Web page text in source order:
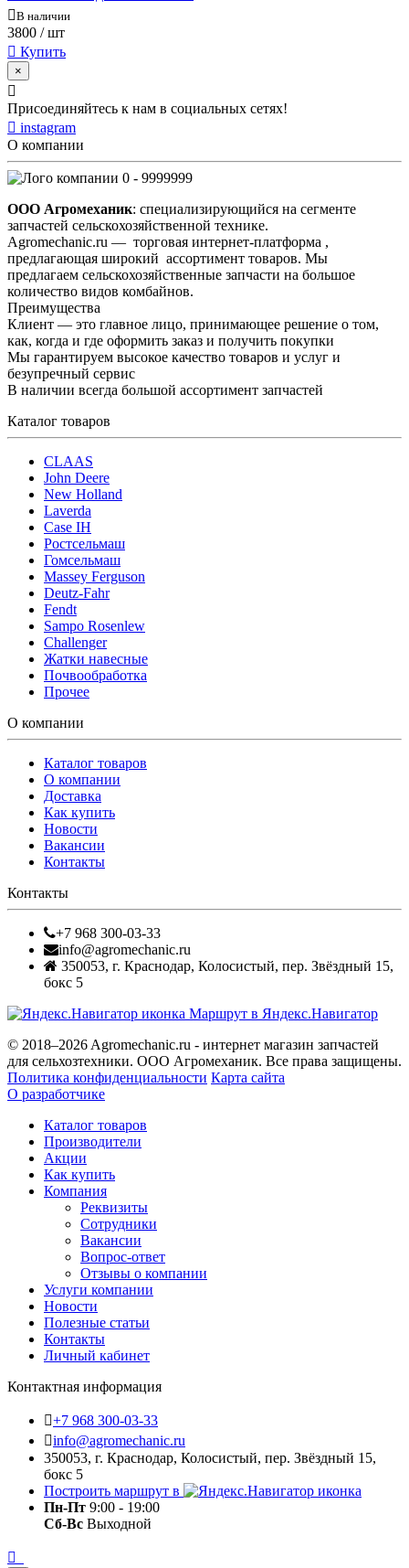
В наличии
3800 / шт
Купить
×
Присоединяйтесь к нам в социальных сетях!
instagram
О компании
0 - 9999999
ООО Агромеханик: специализирующийся на сегменте
запчастей сельскохозяйственной технике.
Agromechanic.ru — торговая интернет-платформа ,
предлагающая широкий ассортимент товаров. Мы
предлагаем сельскохозяйственные запчасти на большое
количество видов комбайнов.
Преимущества
Клиент — это главное лицо, принимающее решение о том,
как, когда и где оформить заказ и получить покупки
Мы гарантируем высокое качество товаров и услуг и
безупречный сервис
В наличии всегда большой ассортимент запчастей
Каталог товаров
CLAAS
John Deere
New Holland
Laverda
Case IH
Ростсельмаш
Гомсельмаш
Massey Ferguson
Deutz-Fahr
Fendt
Sampo Rosenlew
Challenger
Жатки навесные
Почвообработка
Прочее
О компании
Каталог товаров
О компании
Доставка
Как купить
Новости
Вакансии
Контакты
Контакты
+7 968 300-03-33
info@agromechanic.ru
350053, г. Краснодар, Колосистый, пер. Звёздный 15,
бокс 5
Маршрут в Яндекс.Навигатор
© 2018–2026 Agromechanic.ru - интернет магазин запчастей
для сельхозтехники. ООО Агромеханик. Все права защищены.
Политика конфиденциальности Карта сайта
О разработчике
Каталог товаров
Производители
Акции
Как купить
Компания
Реквизиты
Сотрудники
Вакансии
Вопрос-ответ
Отзывы о компании
Услуги компании
Новости
Полезные статьи
Контакты
Личный кабинет
Контактная информация
+7 968 300-03-33
info@agromechanic.ru
350053, г. Краснодар, Колосистый, пер. Звёздный 15,
бокс 5
Построить маршрут в
Пн-Пт 9:00 - 19:00
Сб-Вс Выходной